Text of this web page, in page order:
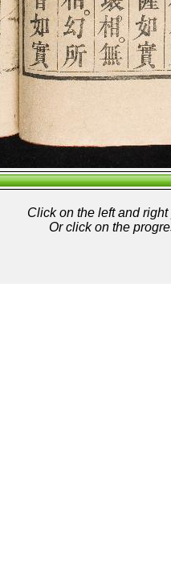
Click on the left and
Or click on the